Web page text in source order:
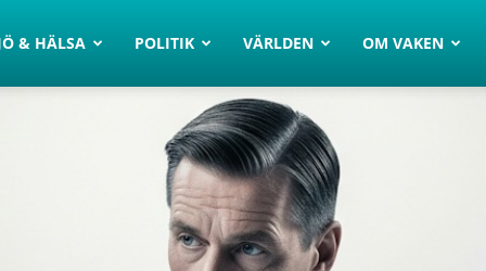
& HÄLSA POLITIK VÄRLDEN OM VAKEN